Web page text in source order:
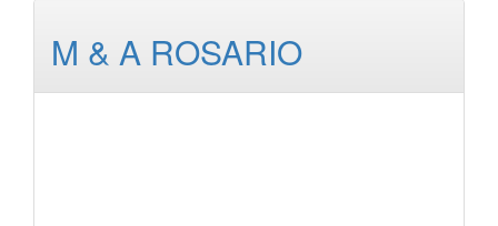
M & A ROSARIO